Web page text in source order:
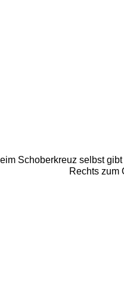
Schoberkreuz selbst
Rechts zum